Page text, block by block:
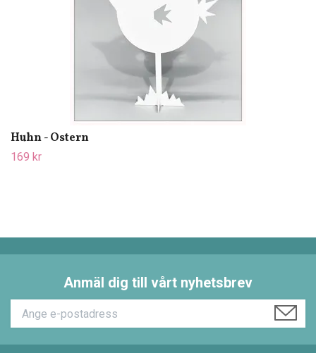
Huhn - Ostern
169 kr
Anmäl dig till vårt nyhetsbrev